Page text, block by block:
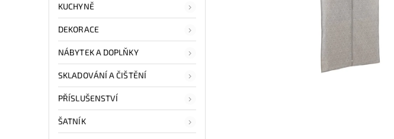
KUCHYNĚ
DEKORACE
NÁBYTEK A DOPLŇKY
SKLADOVÁNÍ A ČIŠTĚNÍ
PŘÍSLUŠENSTVÍ
ŠATNÍK